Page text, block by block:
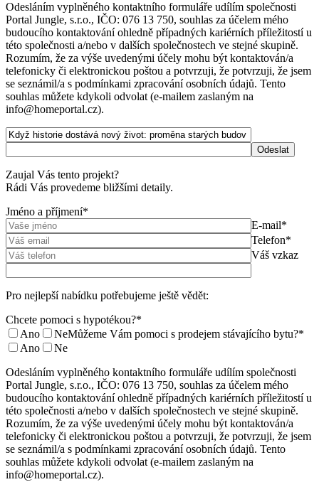
Odesláním vyplněného kontaktního formuláře udílím společnosti
Portal Jungle, s.r.o., IČO: 076 13 750, souhlas za účelem mého
budoucího kontaktování ohledně případných kariérních příležitostí u
této společnosti a/nebo v dalších společnostech ve stejné skupině.
Rozumím, že za výše uvedenými účely mohu být kontaktován/a
telefonicky či elektronickou poštou a potvrzuji, že potvrzuji, že jsem
se seznámil/a s podmínkami zpracování osobních údajů. Tento
souhlas můžete kdykoli odvolat (e-mailem zaslaným na
info@homeportal.cz).
Zaujal Vás tento projekt?
Rádi Vás provedeme bližšími detaily.
Jméno a příjmení*
E-mail*
Telefon*
Váš vzkaz
Pro nejlepší nabídku potřebujeme ještě vědět:
Chcete pomoci s hypotékou?*
Ano
NeMůžeme Vám pomoci s prodejem stávajícího bytu?*
Ano
Ne
Odesláním vyplněného kontaktního formuláře udílím společnosti
Portal Jungle, s.r.o., IČO: 076 13 750, souhlas za účelem mého
budoucího kontaktování ohledně případných kariérních příležitostí u
této společnosti a/nebo v dalších společnostech ve stejné skupině.
Rozumím, že za výše uvedenými účely mohu být kontaktován/a
telefonicky či elektronickou poštou a potvrzuji, že potvrzuji, že jsem
se seznámil/a s podmínkami zpracování osobních údajů. Tento
souhlas můžete kdykoli odvolat (e-mailem zaslaným na
info@homeportal.cz).